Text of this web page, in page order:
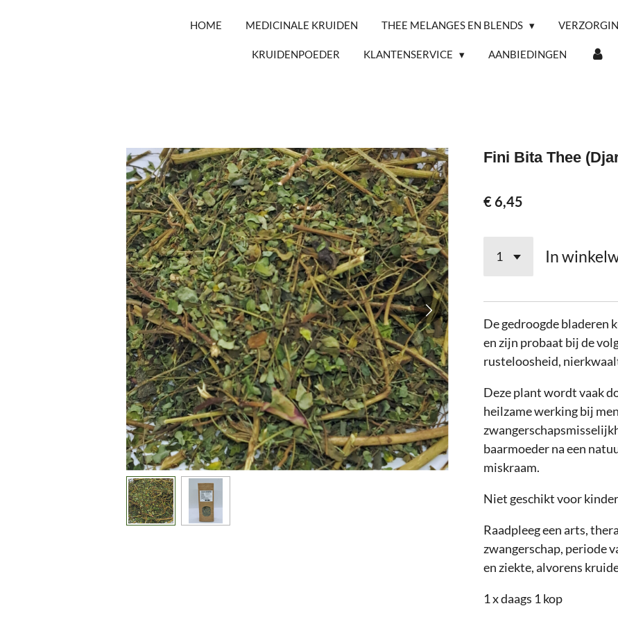
HOME MEDICINALE KRUIDEN THEE MELANGES EN BLENDS
KRUIDENPOEDER KLANTENSERVICE AANBIEDINGEN
Fini Bita Thee
€ 6,45
In
De gedroogde bladeren
en zijn probaat bij de
rusteloosheid,
Deze plant wordt vaak
heilzame werking bij
baarmoeder na een
miskraam.
Niet geschikt voor
Raadpleeg een arts,
zwangerschap, periode
en ziekte, alvorens
1 x daags 1 kop